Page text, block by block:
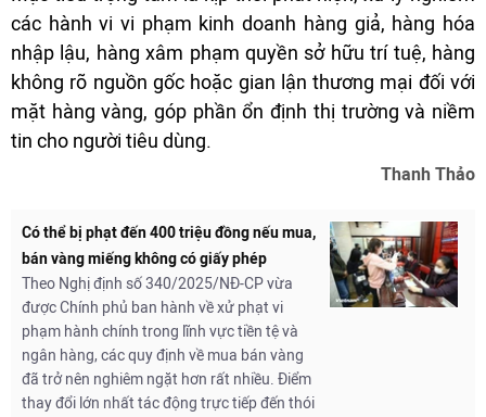
các hành vi vi phạm kinh doanh hàng giả, hàng hóa
nhập lậu, hàng xâm phạm quyền sở hữu trí tuệ, hàng
không rõ nguồn gốc hoặc gian lận thương mại đối với
mặt hàng vàng, góp phần ổn định thị trường và niềm
tin cho người tiêu dùng.
Thanh Thảo
Có thể bị phạt đến 400 triệu đồng nếu mua,
bán vàng miếng không có giấy phép
Theo Nghị định số 340/2025/NĐ-CP vừa
được Chính phủ ban hành về xử phạt vi
phạm hành chính trong lĩnh vực tiền tệ và
ngân hàng, các quy định về mua bán vàng
đã trở nên nghiêm ngặt hơn rất nhiều. Điểm
thay đổi lớn nhất tác động trực tiếp đến thói